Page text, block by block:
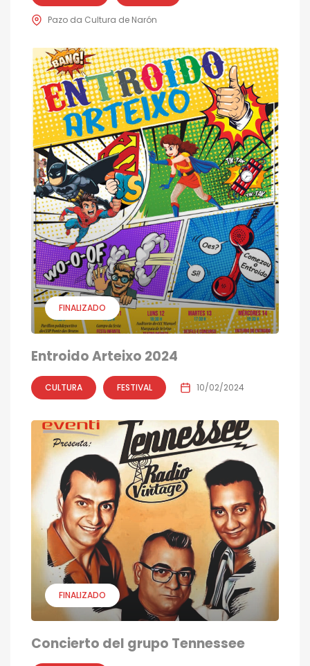
Pazo da Cultura de Narón
FINALIZADO
Entroido Arteixo 2024
CULTURA FESTIVAL 10/02/2024
FINALIZADO
Concierto del grupo Tennessee